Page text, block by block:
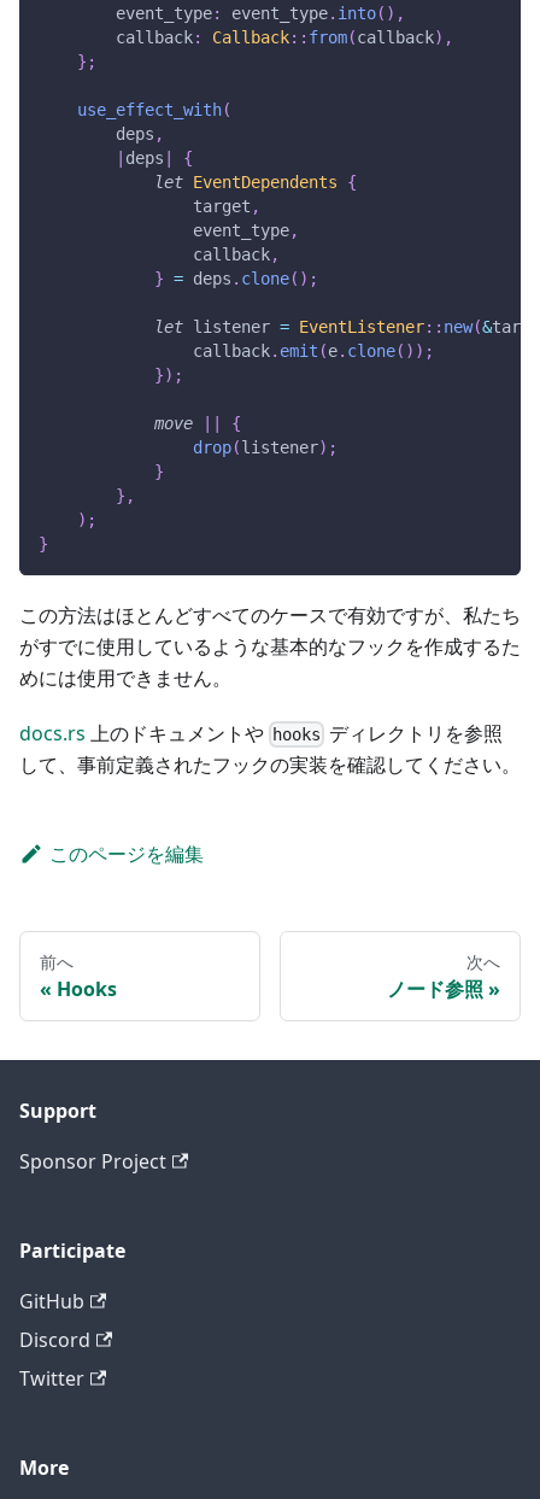
        event_type
: event_type. into( ) ,
        callback
: Callback:: from(callback) ,
} ;
use_effect_with(
        deps
,
deps
{
let EventDependents
{
                target
,
                event_type
,
                callback
,
} = deps . clone( ) ;
let listener = EventListener:: new(&
                callback
. emit (e. clone( ) ) ;
}) ;
move
{
drop(listener) ;
}
} ,
) ;
}
この方法はほとんどすべてのケースで有効ですが、私たち
がすでに使用しているような基本的なフックを作成するた
めには使用できません。
docs.rs 上のドキュメントや hooks ディレクトリを参照
して、事前定義されたフックの実装を確認してください。
このページを編集
前へ
Hooks
次へ
ノード参照
Support
Sponsor Project
Participate
GitHub
Discord
Twitter
More